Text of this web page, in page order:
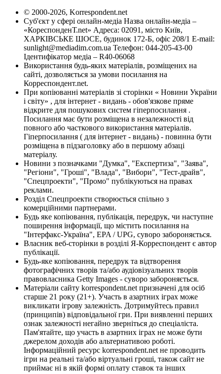
© 2000-2026, Korrespondent.net
Суб'єкт у сфері онлайн-медіа Назва онлайн-медіа –
«КореспонденТ.net» Адреса: 02091, місто Київ,
ХАРКІВСЬКЕ ШОСЕ, будинок 172-Б, офіс 208/1 E-mail:
sunlight@mediadim.com.ua Телефон: 044-205-43-00
Ідентифікатор медіа – R40-06068
Використання будь-яких матеріалів, розміщених на
сайті, дозволяється за умови посилання на
Корреспондент.net.
При копіюванні матеріалів зі сторінки « Новини України
і світу» , для інтернет - видань - обов'язкове пряме
відкрите для пошукових систем гіперпосилання .
Посилання має бути розміщена в незалежності від
повного або часткового використання матеріалів.
Гіперпосилання ( для інтернет - видань) - повинна бути
розміщена в підзаголовку або в першому абзаці
матеріалу.
Новини з позначками "Думка", "Експертиза", "Заява",
"Регіони", "Гроші", "Влада", "Вибори", "Тест-драйв",
"Спецпроекти", "Промо" публікуються на правах
реклами.
Розділ Спецпроекти створюється спільно з
комерційними партнерами.
Будь яке копіювання, публікація, передрук, чи наступне
поширення інформації, що містить посилання на
"Інтерфакс-Україна", EPA / UPG, суворо забороняється.
Власник веб-сторінки в розділі Я-Корреспондент є автор
публікації.
Будь-яке копіювання, передрук та відтворення
фотографічних творів та/або аудіовізуальних творів
правовласника Getty Images - суворо забороняється.
Матеріали сайту korrespondent.net призначені для осіб
старше 21 року (21+). Участь в азартних іграх може
викликати ігрову залежність. Дотримуйтесь правил
(принципів) відповідальної гри. При виявленні перших
ознак залежності негайно зверніться до спеціаліста.
Пам'ятайте, що участь в азартних іграх не може бути
джерелом доходів або альтернативою роботі.
Інформаційний ресурс korrespondent.net не проводить
ігри на реальні та/або віртуальні гроші, також сайт не
приймає ні в якій формі оплату ставок та інших